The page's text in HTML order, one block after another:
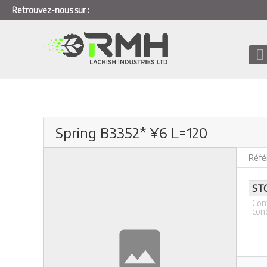
Retrouvez-nous sur :
Spring B3352* ¥6 L=120